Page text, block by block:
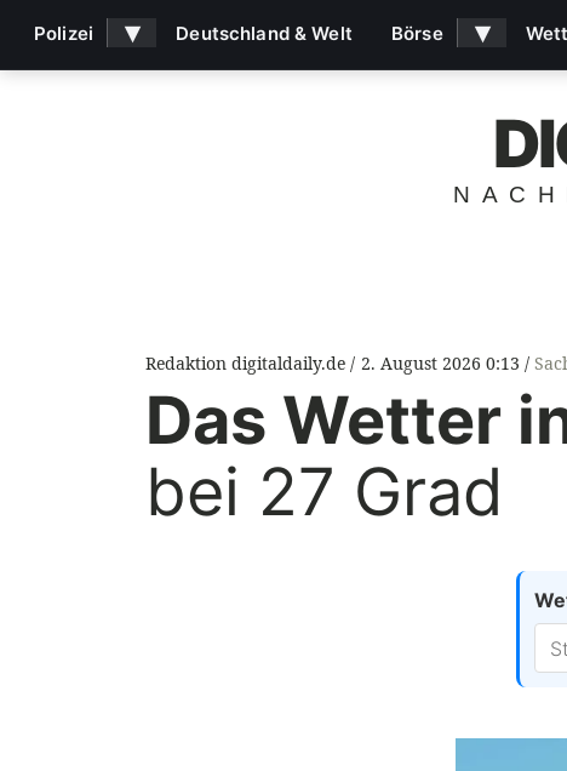
Redaktion digitaldaily.de 2. August 2026 0:13
Das Wetter
bei 27 Grad
Polizei ▾ Deutschland & Welt Börse ▾